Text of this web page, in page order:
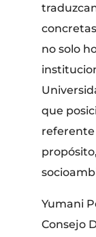
no solo
que
referente
Yumani
Consejo